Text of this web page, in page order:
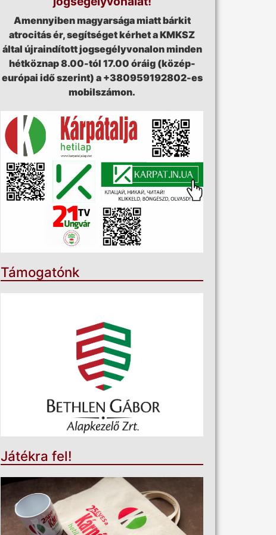
Amennyiben magyarsága miatt bárkit
atrocitás ér, segítséget kérhet a KMKSZ
által újraindított jogsegélyvonalon minden
hétköznap 8.00-tól 17.00 óráig (közép-
európai idő szerint) a +380959192802-es
mobilszámon.
Támogatónk
Játékra fel!